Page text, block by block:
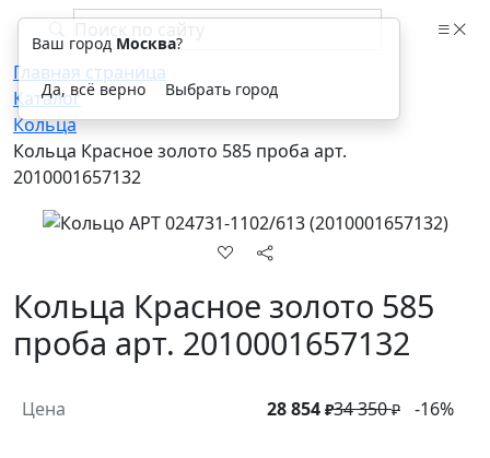
Главная страница
Каталог
Кольца
Кольца Красное золото 585 проба арт.
2010001657132
Кольца Красное золото 585
проба арт. 2010001657132
Цена 28 854 ₽34 350₽ -16%
Ваш город Москва?
Да, всё верно Выбрать город